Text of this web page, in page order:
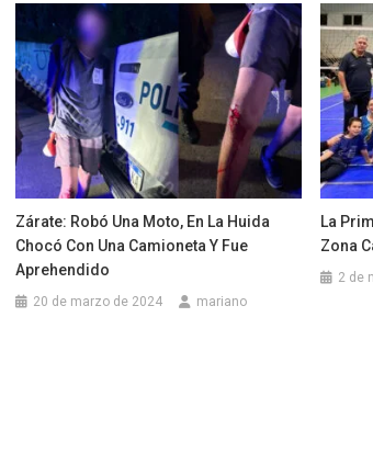
Zárate: Robó Una Moto, En La Huida
Chocó Con Una Camioneta Y Fue
Aprehendido
20 de marzo de 2024 mariano
La
Zona
2 de